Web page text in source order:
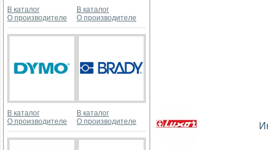
В каталог
О производителе
В каталог
О производителе
В каталог
О производителе
В каталог
О производителе